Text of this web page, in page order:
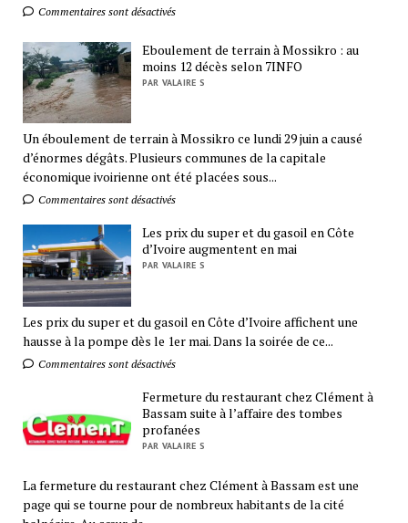
Commentaires sont désactivés
Eboulement de terrain à Mossikro : au
moins 12 décès selon 7INFO
PAR VALAIRE S
Un éboulement de terrain à Mossikro ce lundi 29 juin a causé
d’énormes dégâts. Plusieurs communes de la capitale
économique ivoirienne ont été placées sous...
Commentaires sont désactivés
Les prix du super et du gasoil en Côte
d’Ivoire augmentent en mai
PAR VALAIRE S
Les prix du super et du gasoil en Côte d’Ivoire affichent une
hausse à la pompe dès le 1er mai. Dans la soirée de ce...
Commentaires sont désactivés
Fermeture du restaurant chez Clément à
Bassam suite à l’affaire des tombes
profanées
PAR VALAIRE S
La fermeture du restaurant chez Clément à Bassam est une
page qui se tourne pour de nombreux habitants de la cité